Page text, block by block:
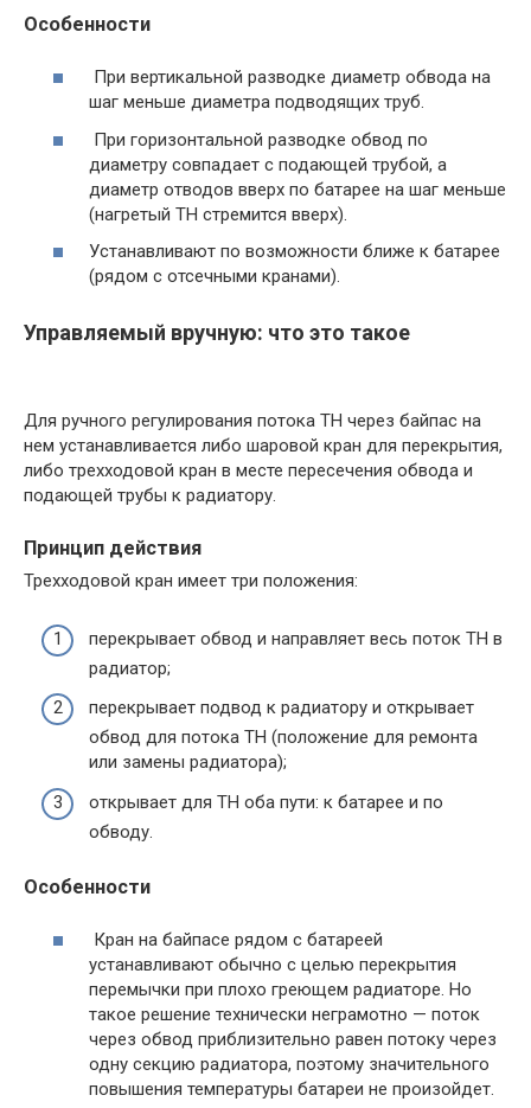
Особенности
При вертикальной разводке диаметр обвода на
шаг меньше диаметра подводящих труб.
При горизонтальной разводке обвод по
диаметру совпадает с подающей трубой, а
диаметр отводов вверх по батарее на шаг меньше
(нагретый ТН стремится вверх).
Устанавливают по возможности ближе к батарее
(рядом с отсечными кранами).
Управляемый вручную: что это такое
Для ручного регулирования потока ТН через байпас на
нем устанавливается либо шаровой кран для перекрытия,
либо трехходовой кран в месте пересечения обвода и
подающей трубы к радиатору.
Принцип действия
Трехходовой кран имеет три положения:
перекрывает обвод и направляет весь поток ТН в
радиатор;
перекрывает подвод к радиатору и открывает
обвод для потока ТН (положение для ремонта
или замены радиатора);
открывает для ТН оба пути: к батарее и по
обводу.
Особенности
Кран на байпасе рядом с батареей
устанавливают обычно с целью перекрытия
перемычки при плохо греющем радиаторе. Но
такое решение технически неграмотно — поток
через обвод приблизительно равен потоку через
одну секцию радиатора, поэтому значительного
повышения температуры батареи не произойдет.